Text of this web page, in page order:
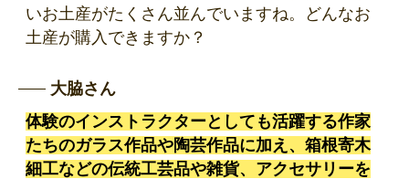
いお土産がたくさん並んでいますね。どんなお
土産が購入できますか？
大脇さん
体験のインストラクターとしても活躍する作家
たちのガラス作品や陶芸作品に加え、箱根寄木
細工などの伝統工芸品や雑貨、アクセサリーを